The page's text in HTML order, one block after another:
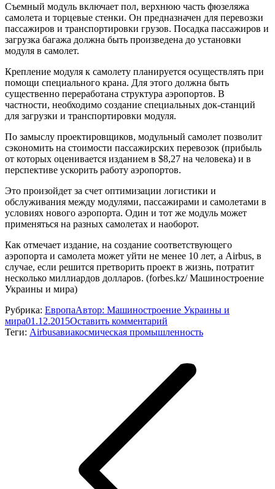
Съемный модуль включает пол, верхнюю часть фюзеляжа
самолета и торцевые стенки. Он предназначен для перевозки
пассажиров и транспортировки грузов. Посадка пассажиров и
загрузка багажа должна быть произведена до установки
модуля в самолет.
Крепление модуля к самолету планируется осуществлять при
помощи специального крана. Для этого должна быть
существенно переработана структура аэропортов. В
частности, необходимо создание специальных док-станций
для загрузки и транспортировки модуля.
По замыслу проектировщиков, модульный самолет позволит
сэкономить на стоимости пассажирских перевозок (прибыль
от которых оценивается изданием в $8,27 на человека) и в
перспективе ускорить работу аэропортов.
Это произойдет за счет оптимизации логистики и
обслуживания между модулями, пассажирами и самолетами в
условиях нового аэропорта. Один и тот же модуль может
применяться на разных самолетах и наоборот.
Как отмечает издание, на создание соответствующего
аэропорта и самолета может уйти не менее 10 лет, а Airbus, в
случае, если решится претворить проект в жизнь, потратит
несколько миллиардов долларов. (forbes.kz/ Машиностроение
Украины и мира)
Рубрика: ЕвропаАвтор: Машиностроение Украины и
мира01.12.2015Оставить комментарий
Теги: Airbusавиакосмическая промышленность